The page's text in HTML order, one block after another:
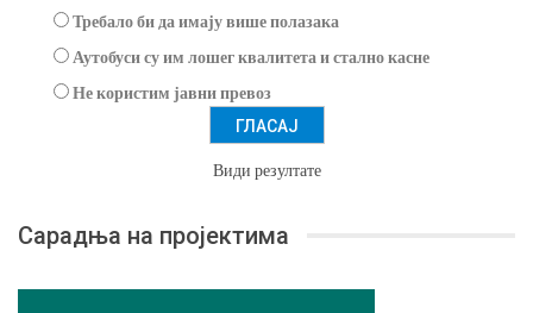
Требало би да имају више полазака
Аутобуси су им лошег квалитета и стално касне
Не користим јавни превоз
Види резултате
Сарадња на пројектима